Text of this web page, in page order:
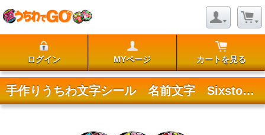
ログイン MYページ カートを見る
手作りうちわ文字シール 名前文字 Sixstones